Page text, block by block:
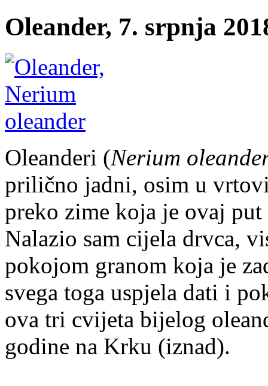
Oleander, 7. srpnja
Oleanderi (Nerium
prilično jadni, osim u
preko zime koja je ovaj
Nalazio sam cijela drvca,
pokojom granom koja je
svega toga uspjela dati i
ova tri cvijeta bijelog
godine na Krku (iznad).